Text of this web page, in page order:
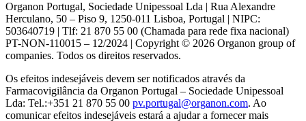
Organon Portugal, Sociedade Unipessoal Lda | Rua Alexandre
Herculano, 50 – Piso 9, 1250-011 Lisboa, Portugal | NIPC:
503640719 | Tlf: 21 870 55 00 (Chamada para rede fixa nacional)
PT-NON-110015 – 12/2024 | Copyright © 2026 Organon group of
companies. Todos os direitos reservados.
Os efeitos indesejáveis devem ser notificados através da
Farmacovigilância da Organon Portugal – Sociedade Unipessoal
Lda: Tel.:+351 21 870 55 00 pv.portugal@organon.com. Ao
comunicar efeitos indesejáveis estará a ajudar a fornecer mais